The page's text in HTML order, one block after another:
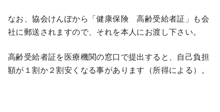
なお、協会けんぽから「健康保険 高齢受給者証」も会
社に郵送されますので、それを本人にお渡し下さい。
高齢受給者証を医療機関の窓口で提出すると、自己負担
額が１割か２割安くなる事があります（所得による）。